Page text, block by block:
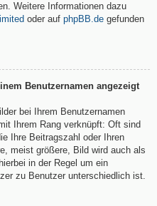
Weitere Informationen dazu
oder auf phpBB.de gefunden
Benutzernamen angezeigt
bei Ihrem Benutzernamen
Ihrem Rang verknüpft: Oft sind
Ihre Beitragszahl oder Ihren
meist größere, Bild wird auch als
in der Regel um ein
zu Benutzer unterschiedlich ist.